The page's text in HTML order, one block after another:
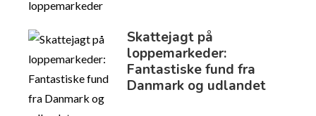
Skattejagt på
loppemarkeder:
Fantastiske fund fra
Danmark og udlandet